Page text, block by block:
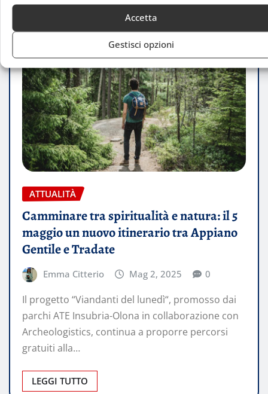
Accetta
Gestisci opzioni
ATTUALITÀ
Camminare tra spiritualità e natura: il 5
maggio un nuovo itinerario tra Appiano
Gentile e Tradate
Emma Citterio Mag 2, 2025 0
Il progetto “Viandanti del lunedì“, promosso dai
parchi ATE Insubria-Olona in collaborazione con
Archeologistics, continua a proporre percorsi
gratuiti alla…
LEGGI TUTTO